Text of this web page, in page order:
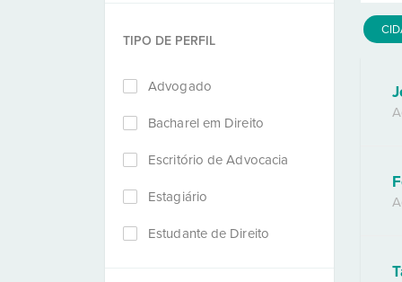
TIPO DE PERFIL
Advogado
Bacharel em Direito
Escritório de Advocacia
Estagiário
Estudante de Direito